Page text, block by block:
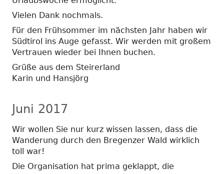
Vielen Dank nochmals.
Für den Frühsommer im nächsten Jahr haben wir
Südtirol ins Auge gefasst. Wir werden mit großem
Vertrauen wieder bei Ihnen buchen.
Grüße aus dem Steirerland
Karin und Hansjörg
Juni 2017
Wir wollen Sie nur kurz wissen lassen, dass die
Wanderung durch den Bregenzer Wald wirklich
toll war!
Die Organisation hat prima geklappt, die